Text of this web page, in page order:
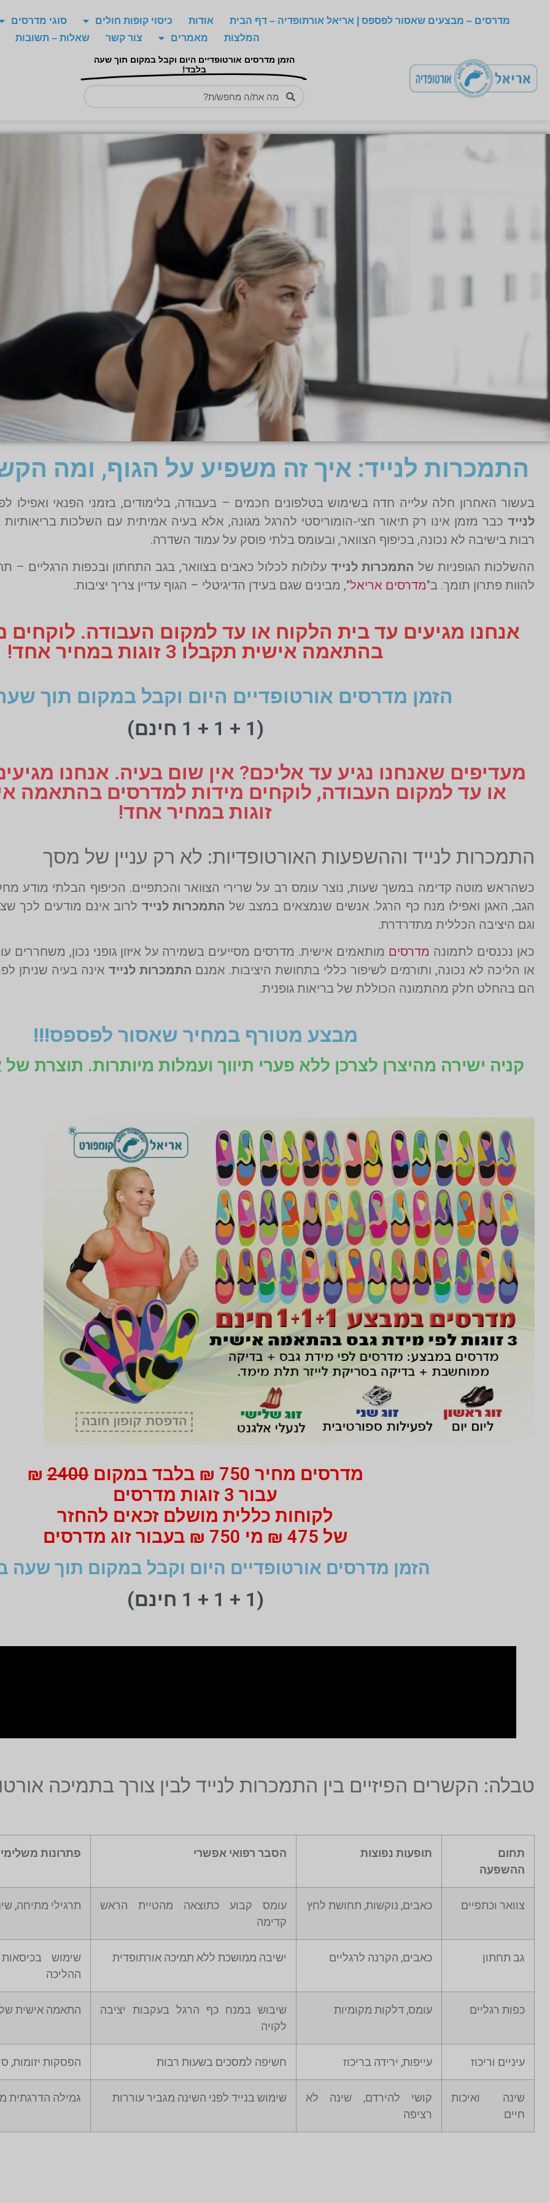
מדרסים – מבצעים שאסור לפספס | אריאל אורתופדיה – דף הבית אודות כיסוי קופות חולים
סוגי מדרסים
המלצות
מאמרים צור קשר שאלות – תשובות
הזמן מדרסים אורטופדיים היום וקבל במקום תוך שעה
בלבד!
התמכרות לנייד: איך זה משפיע על הגוף, ומה
בעשור האחרון חלה עלייה חדה בשימוש בטלפונים חכמים – בעבודה, בלימודים, בזמני הפנאי ואפילו
לנייד כבר מזמן אינו רק תיאור חצי-הומוריסטי להרגל מגונה, אלא בעיה אמיתית עם השלכות
רבות בישיבה לא נכונה, בכיפוף הצוואר, ובעומס בלתי פוסק על עמוד השדרה.
ההשלכות הגופניות של התמכרות לנייד עלולות לכלול כאבים בצוואר, בגב התחתון ובכפות הרגליים –
להוות פתרון תומך. ב"מדרסים אריאל", מבינים שגם בעידן הדיגיטלי – הגוף עדיין צריך יציבות.
אנחנו מגיעים עד בית הלקוח או עד למקום העבודה. לוקחים
בהתאמה אישית תקבלו 3 זוגות במחיר אחד!
הזמן מדרסים אורטופדיים היום וקבל במקום תוך
(1 + 1 + 1 חינם)
מעדיפים שאנחנו נגיע עד אליכם? אין שום בעיה. אנחנו
זוגות במחיר אחד!
התמכרות לנייד וההשפעות האורטופדיות: לא רק עניין של מסך
כשהראש מוטה קדימה במשך שעות, נוצר עומס רב על שרירי הצוואר והכתפיים. הכיפוף הבלתי מודע
הגב, האגן ואפילו מנח כף הרגל. אנשים שנמצאים במצב של התמכרות לנייד לרוב אינם מודעים לכך
וגם היציבה הכללית מתדרדרת.
כאן נכנסים לתמונה מדרסים מותאמים אישית. מדרסים מסייעים בשמירה על איזון גופני נכון, משחררים
או הליכה לא נכונה, ותורמים לשיפור כללי בתחושת היציבות. אמנם התמכרות לנייד אינה בעיה שניתן
הם בהחלט חלק מהתמונה הכוללת של בריאות גופנית.
מבצע מטורף במחיר שאסור לפספס!!!
קניה ישירה מהיצרן לצרכן ללא פערי תיווך ועמלות מיותרות. תוצרת
מדרסים מחיר 750 ₪ בלבד במקום 2400
₪
עבור 3 זוגות מדרסים
לקוחות כללית מושלם זכאים להחזר
של 475 ₪ מי 750 ₪ בעבור זוג מדרסים
הזמן מדרסים אורטופדיים היום וקבל במקום תוך שעה
(1 + 1 + 1 חינם)
טבלה: הקשרים הפיזיים בין התמכרות לנייד לבין צורך בתמיכה
תחום
ההשפעה
תופעות נפוצות הסבר רפואי אפשרי פתרונות
צוואר וכתפיים כאבים, נוקשות, תחושת לחץ
עומס קבוע כתוצאה מהטיית הראש
קדימה
תרגילי מתיחה,
גב תחתון כאבים, הקרנה לרגליים ישיבה ממושכת ללא תמיכה אורתופדית
שימוש
ההליכה
כפות רגליים עומס, דלקות מקומיות
שיבוש במנח כף הרגל בעקבות יציבה
לקויה
התאמה אישית
עיניים וריכוז עייפות, ירידה בריכוז חשיפה למסכים בשעות רבות הפסקות יזומות,
שינה ואיכות
חיים
קושי להירדם, שינה לא
רציפה
שימוש בנייד לפני השינה מגביר עוררות גמילה הדרגתית